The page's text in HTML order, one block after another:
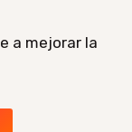
a mejorar la